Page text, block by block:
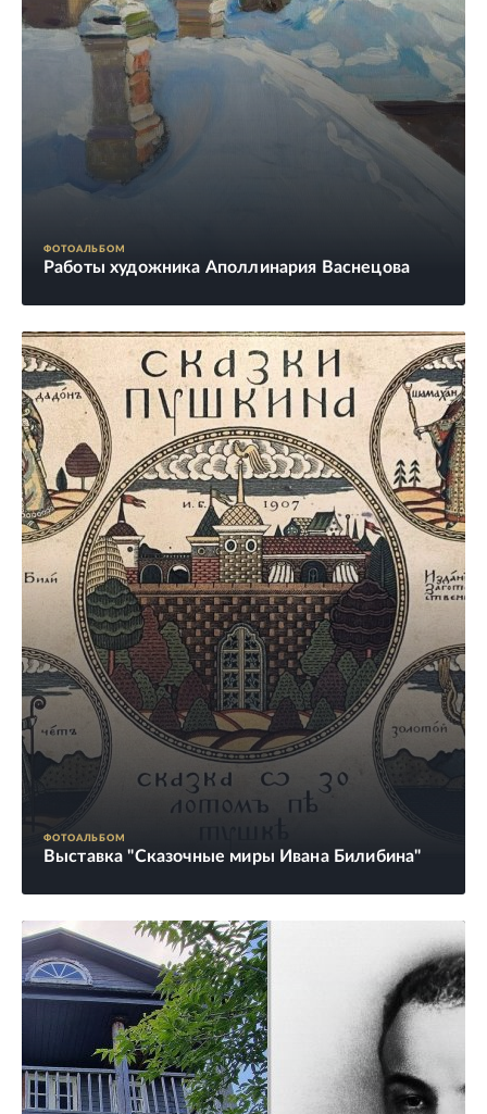
ФОТОАЛЬБОМ
Работы художника Аполлинария Васнецова
ФОТОАЛЬБОМ
Выставка "Сказочные миры Ивана Билибина"